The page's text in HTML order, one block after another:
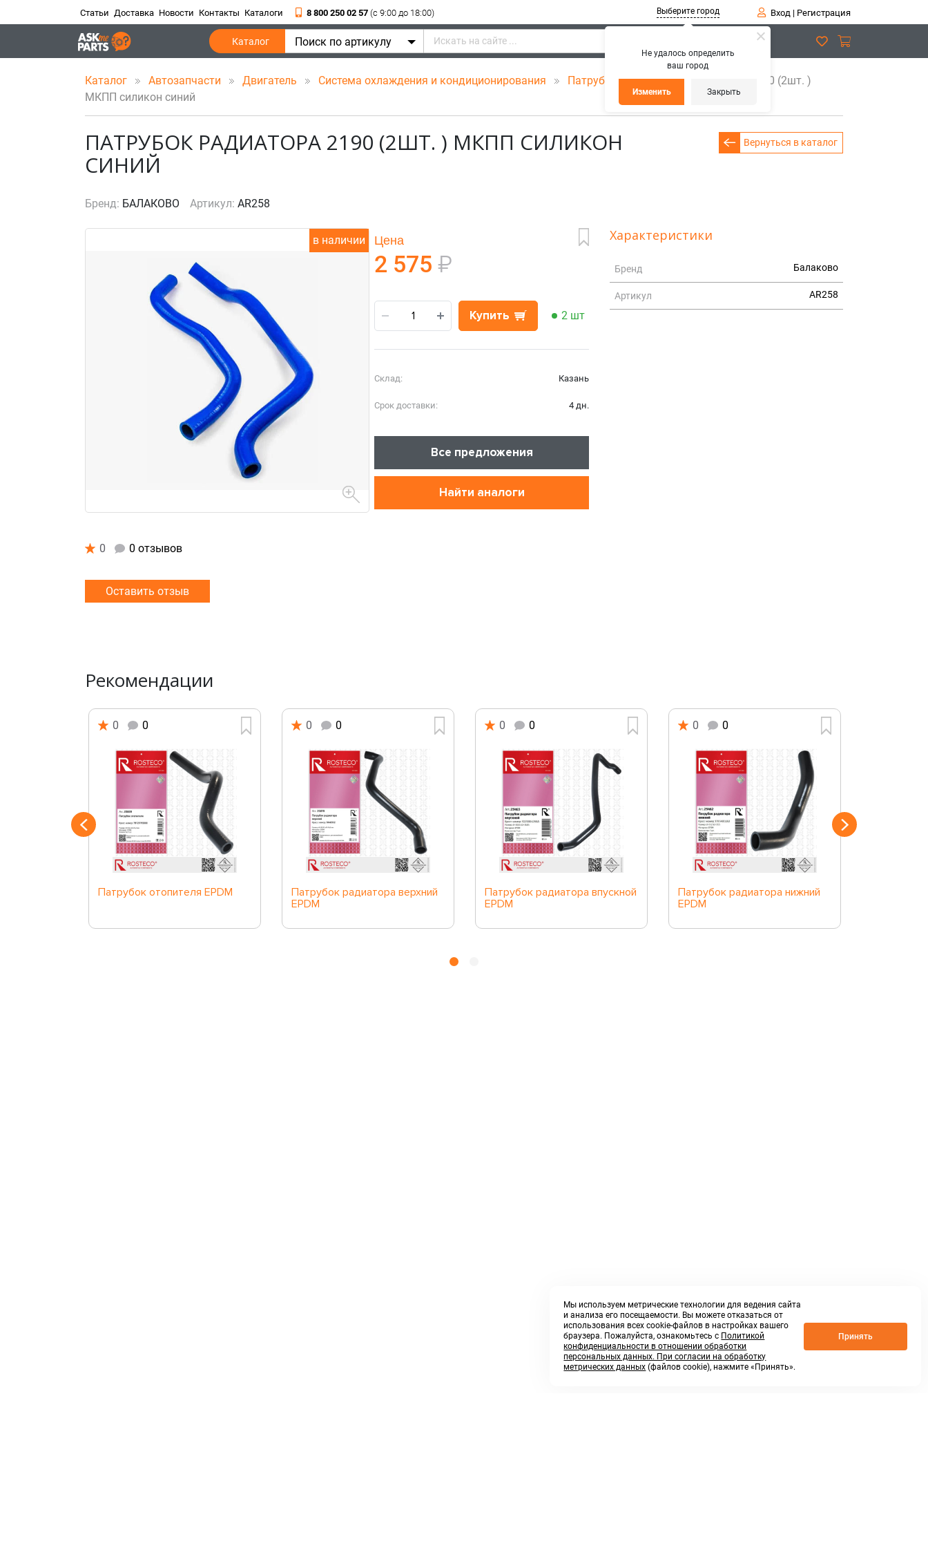
Не удалось определить
ваш город
Изменить Закрыть
Статьи Доставка Новости Контакты Каталоги 8 800 250 02 57 (c 9:00 до 18:00) Выберите город Вход| Регистрация
Каталог Поиск по артикулу
Каталог Автозапчасти Двигатель Система охлаждения и кондиционирования Патрубки
Патрубок радиатора 2190 (2шт. )
МКПП силикон синий
Вернуться в каталог
ПАТРУБОК РАДИАТОРА 2190 (2ШТ. ) МКПП СИЛИКОН
СИНИЙ
Бренд: БАЛАКОВО Артикул: AR258
в наличии Цена
2 575 ₽
Купить 2 шт
Склад: Казань
Срок доставки: 4 дн.
Все предложения
Найти аналоги
Характеристики
Бренд Балаково
Артикул AR258
0 0 отзывов
Оставить отзыв
Рекомендации
0 0
Патрубок отопителя EPDM
0 0
Патрубок радиатора верхний
EPDM
0 0
Патрубок радиатора впускной
EPDM
0 0
Патрубок радиатора нижний
EPDM
Мы используем метрические технологии для ведения сайта
и анализа его посещаемости. Вы можете отказаться от
использования всех cookie-файлов в настройках вашего
браузера. Пожалуйста, ознакомьтесь с Политикой
конфиденциальности в отношении обработки
персональных данных. При согласии на обработку
метрических данных (файлов cookie), нажмите «Принять».
Принять